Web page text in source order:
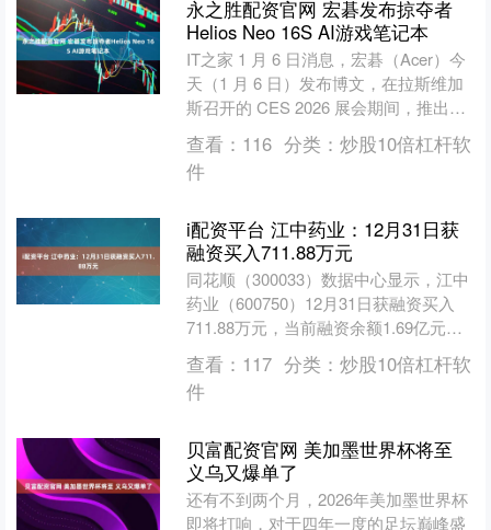
永之胜配资官网 宏碁发布掠夺者
Helios Neo 16S AI游戏笔记本
IT之家 1 月 6 日消息，宏碁（Acer）今
天（1 月 6 日）发布博文，在拉斯维加
斯召开的 CES 2026 展会期间，推出了
全新游戏笔记本阵容，全系搭载....
查看： 116 分类： 炒股10倍杠杆软
件
i配资平台 江中药业：12月31日获
融资买入711.88万元
同花顺（300033）数据中心显示，江中
药业（600750）12月31日获融资买入
711.88万元，当前融资余额1.69亿元，
占流通市值的1.16%，低于历史1....
查看： 117 分类： 炒股10倍杠杆软
件
贝富配资官网 美加墨世界杯将至
义乌又爆单了
还有不到两个月，2026年美加墨世界杯
即将打响，对于四年一度的足坛巅峰盛